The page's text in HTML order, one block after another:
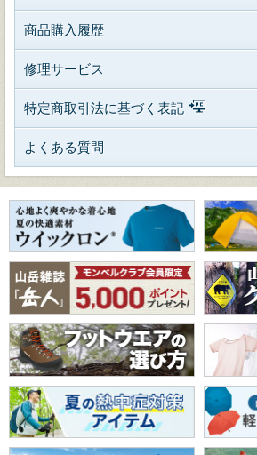
商品購入履歴
修理サービス
特定商取引法に基づく表記
よくある質問